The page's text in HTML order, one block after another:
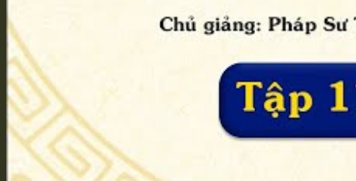
Chọn Di Đà Yếu Giải
Làm Việc Sai Thì Mới Sinh Bệnh
Súc Sanh Hiểu Lòng Người
Có Thể Giải Thì Có Thể Hành
Trà Thô Cơm Đạm Giữ Bình An